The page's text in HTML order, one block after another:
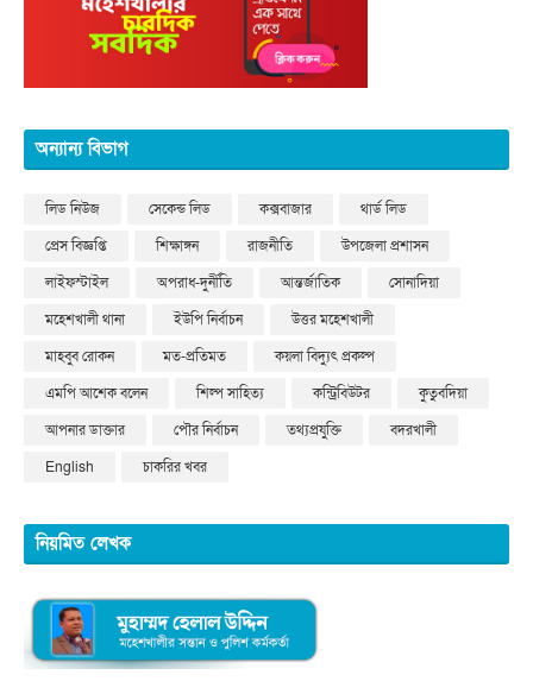
অন্যান্য বিভাগ
লিড নিউজ সেকেন্ড লিড কক্সবাজার
থার্ড লিড
প্রেস বিজ্ঞপ্তি
শিক্ষাঙ্গন রাজনীতি
উপজেলা প্রশাসন
লাইফস্টাইল
অপরাধ-দুর্নীতি আন্তর্জাতিক
সোনাদিয়া
মহেশখালী থানা
ইউপি নির্বাচন
উত্তর মহেশখালী
মাহবুব রোকন
মত-প্রতিমত
কয়লা বিদ্যুৎ প্রকল্প
এমপি আশেক বলেন
শিল্প সাহিত্য কন্ট্রিবিউটর
কুতুবদিয়া
আপনার ডাক্তার
পৌর নির্বাচন তথ্যপ্রযুক্তি
বদরখালী
English
চাকরির খবর
নিয়মিত লেখক